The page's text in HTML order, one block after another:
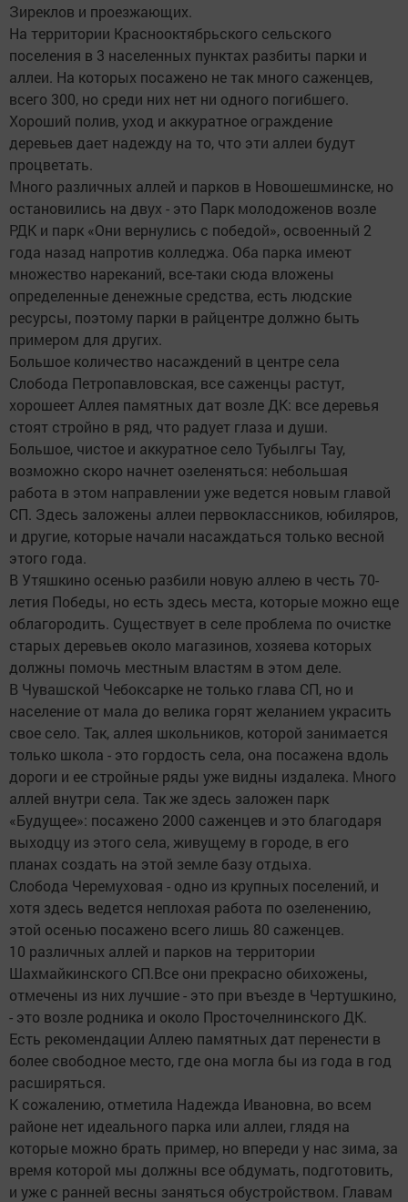
Зиреклов и проезжающих.
На территории Краснооктябрьского сельского
поселения в 3 населенных пунктах разбиты парки и
аллеи. На которых посажено не так много саженцев,
всего 300, но среди них нет ни одного погибшего.
Хороший полив, уход и аккуратное ограждение
деревьев дает надежду на то, что эти аллеи будут
процветать.
Много различных аллей и парков в Новошешминске, но
остановились на двух - это Парк молодоженов возле
РДК и парк «Они вернулись с победой», освоенный 2
года назад напротив колледжа. Оба парка имеют
множество нареканий, все-таки сюда вложены
определенные денежные средства, есть людские
ресурсы, поэтому парки в райцентре должно быть
примером для других.
Большое количество насаждений в центре села
Слобода Петропавловская, все саженцы растут,
хорошеет Аллея памятных дат возле ДК: все деревья
стоят стройно в ряд, что радует глаза и души.
Большое, чистое и аккуратное село Тубылгы Тау,
возможно скоро начнет озеленяться: небольшая
работа в этом направлении уже ведется новым главой
СП. Здесь заложены аллеи первоклассников, юбиляров,
и другие, которые начали насаждаться только весной
этого года.
В Утяшкино осенью разбили новую аллею в честь 70-
летия Победы, но есть здесь места, которые можно еще
облагородить. Существует в селе проблема по очистке
старых деревьев около магазинов, хозяева которых
должны помочь местным властям в этом деле.
В Чувашской Чебоксарке не только глава СП, но и
население от мала до велика горят желанием украсить
свое село. Так, аллея школьников, которой занимается
только школа - это гордость села, она посажена вдоль
дороги и ее стройные ряды уже видны издалека. Много
аллей внутри села. Так же здесь заложен парк
«Будущее»: посажено 2000 саженцев и это благодаря
выходцу из этого села, живущему в городе, в его
планах создать на этой земле базу отдыха.
Слобода Черемуховая - одно из крупных поселений, и
хотя здесь ведется неплохая работа по озеленению,
этой осенью посажено всего лишь 80 саженцев.
10 различных аллей и парков на территории
Шахмайкинского СП.Все они прекрасно обихожены,
отмечены из них лучшие - это при въезде в Чертушкино,
- это возле родника и около Просточелнинского ДК.
Есть рекомендации Аллею памятных дат перенести в
более свободное место, где она могла бы из года в год
расширяться.
К сожалению, отметила Надежда Ивановна, во всем
районе нет идеального парка или аллеи, глядя на
которые можно брать пример, но впереди у нас зима, за
время которой мы должны все обдумать, подготовить,
и уже с ранней весны заняться обустройством. Главам